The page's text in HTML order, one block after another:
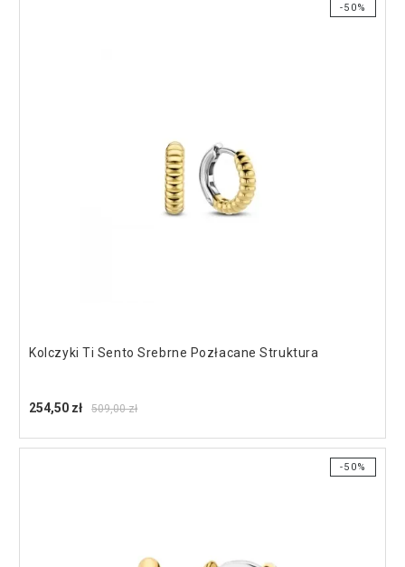
Kolczyki Ti Sento Srebrne Pozłacane Struktura
509,00 zł
254,50 zł
-50%
-50%